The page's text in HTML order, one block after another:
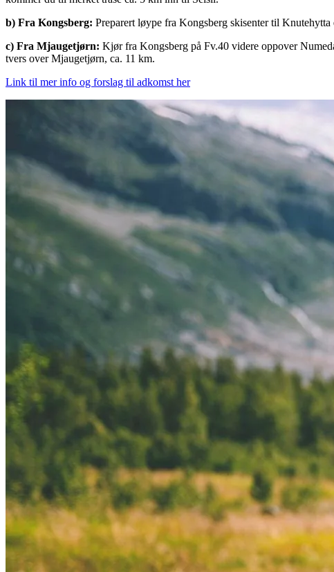
b) Fra Kongsberg: Preparert løype fra Kongsberg skisenter til
c) Fra Mjaugetjørn: Kjør fra Kongsberg på Fv.40 videre oppover
tvers over Mjaugetjørn, ca. 11 km.
Link til mer info og forslag til adkomst her